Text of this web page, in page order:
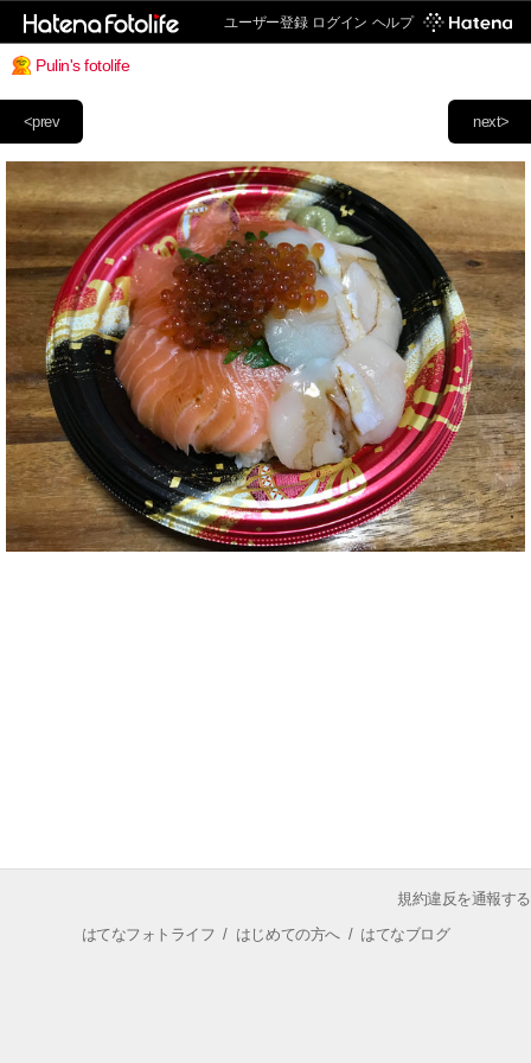
ユーザー登録 ログイン ヘルプ
Pulin's fotolife
next>
<prev
規約違反を通報する
はてなフォトライフ / はじめての方へ/ はてなブログ